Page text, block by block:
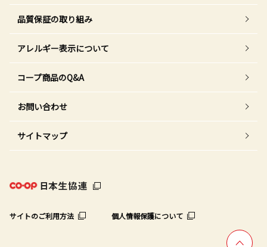
品質保証の取り組み
アレルギー表示について
コープ商品のQ&A
お問い合わせ
サイトマップ
サイトのご利用方法 個人情報保護について